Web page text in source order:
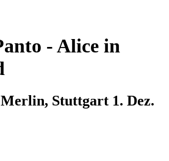
-Alice in
Stuttgart 1. Dez.